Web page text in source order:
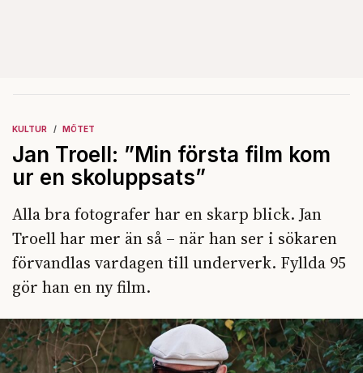
KULTUR MÖTET
Jan Troell: ”Min första film kom
ur en skoluppsats”
Alla bra fotografer har en skarp blick. Jan
Troell har mer än så – när han ser i sökaren
förvandlas vardagen till underverk. Fyllda 95
gör han en ny film.